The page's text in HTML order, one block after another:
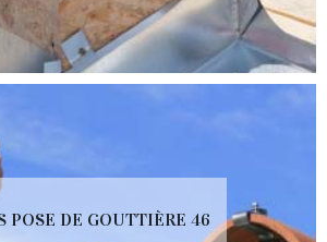
POSE DE GOUTTIÈRE 46